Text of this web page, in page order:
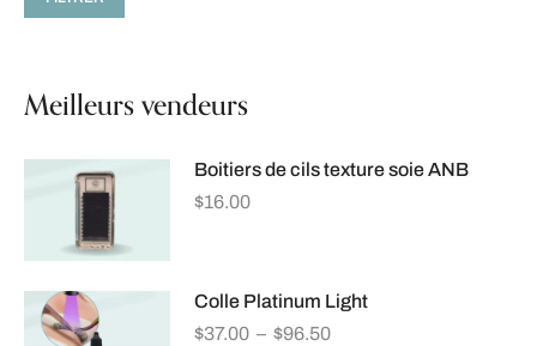
Meilleurs vendeurs
Boitiers de cils texture soie ANB
$16.00
Colle Platinum Light
$37.00 – $96.50